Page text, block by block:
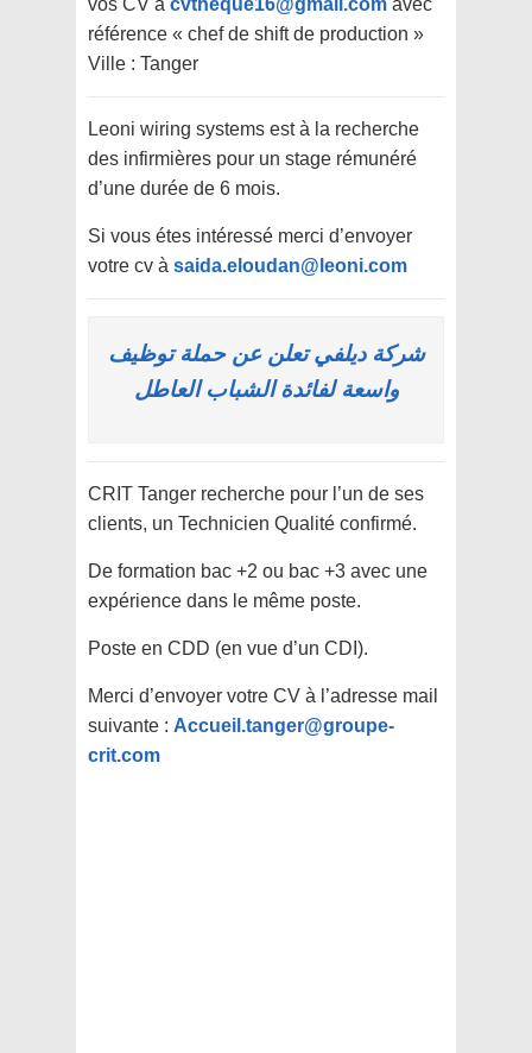
vos CV à cvtheque16@gmail.com avec
référence « chef de shift de production »
Ville : Tanger
Leoni wiring systems est à la recherche
des infirmières pour un stage rémunéré
d’une durée de 6 mois.
Si vous étes intéressé merci d’envoyer
votre cv à saida.eloudan@leoni.com
شركة ديلفي تعلن عن حملة توظيف
واسعة لفائدة الشباب العاطل
CRIT Tanger recherche pour l’un de ses
clients, un Technicien Qualité confirmé.
De formation bac +2 ou bac +3 avec une
expérience dans le même poste.
Poste en CDD (en vue d’un CDI).
Merci d’envoyer votre CV à l’adresse mail
suivante : Accueil.tanger@groupe-
crit.com